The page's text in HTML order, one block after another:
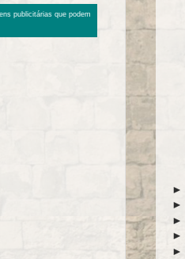
publicitárias que podem
►
►
►
►
►